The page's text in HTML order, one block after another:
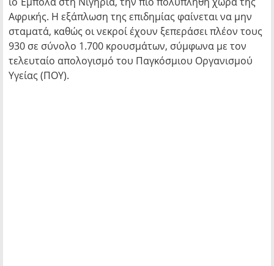
Αφρικής. Η εξάπλωση της επιδημίας φαίνεται να μην
σταματά, καθώς οι νεκροί έχουν ξεπεράσει πλέον τους
930 σε σύνολο 1.700 κρουσμάτων, σύμφωνα με τον
τελευταίο απολογισμό του Παγκόσμιου Οργανισμού
Υγείας (ΠΟΥ).